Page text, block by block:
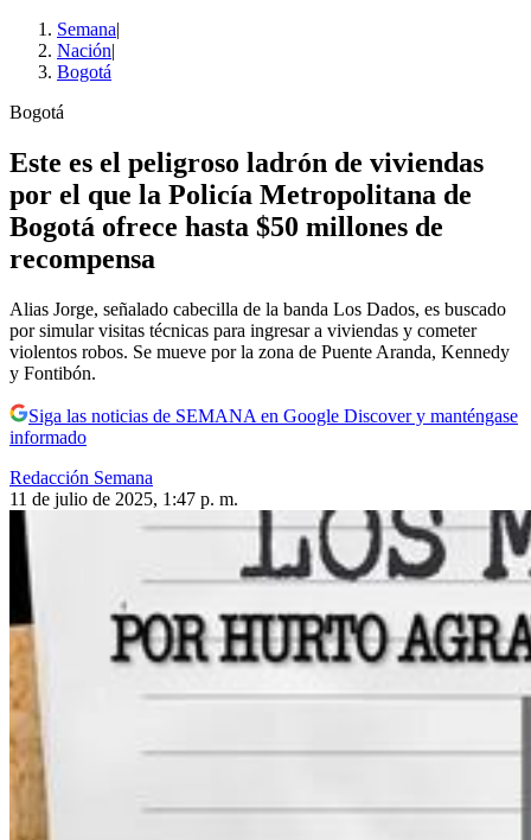
Semana|
Nación|
Bogotá
Bogotá
Este es el peligroso ladrón de viviendas
por el que la Policía Metropolitana de
Bogotá ofrece hasta $50 millones de
recompensa
Alias Jorge, señalado cabecilla de la banda Los Dados, es buscado
por simular visitas técnicas para ingresar a viviendas y cometer
violentos robos. Se mueve por la zona de Puente Aranda, Kennedy
y Fontibón.
Siga las noticias de SEMANA en Google Discover y manténgase
informado
Redacción Semana
11 de julio de 2025, 1:47 p. m.